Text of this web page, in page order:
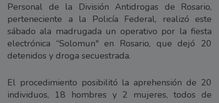
Personal de la División Antidrogas de Rosario,
perteneciente a la Policía Federal, realizó este
sábado ala madrugada un operativo por la fiesta
electrónica “Solomun" en Rosario, que dejó 20
detenidos y droga secuestrada.
El procedimiento posibilitó la aprehensión de 20
individuos, 18 hombres y 2 mujeres, todos de